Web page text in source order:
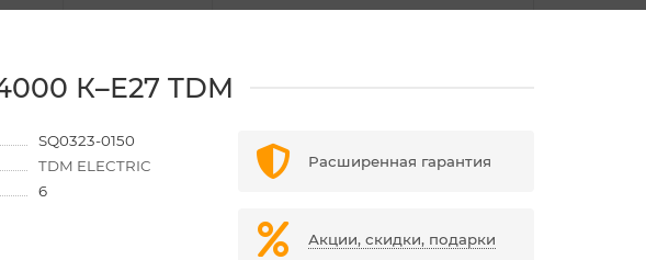
К–Е27 TDM
SQ0323-0150
TDM ELECTRIC
6
Расширенная гарантия
Акции, скидки, подарки